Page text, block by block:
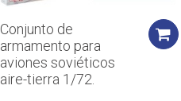
Conjunto de
armamento para
aviones soviéticos
aire-tierra 1/72.